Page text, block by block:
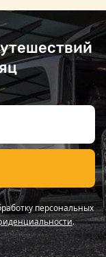
персональных
.